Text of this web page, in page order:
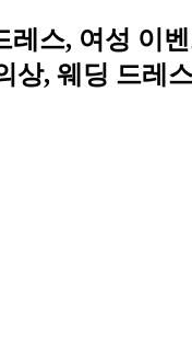
스, 여성 이
상, 웨딩 드레